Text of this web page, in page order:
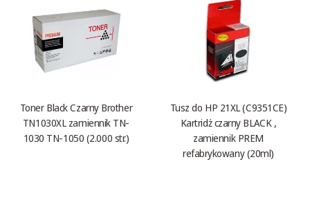
Toner Black Czarny Brother
TN1030XL zamiennik TN-
1030 TN-1050 (2.000 str.)
Tusz do HP 21XL (C9351CE)
Kartridż czarny BLACK ,
zamiennik PREM
refabrykowany (20ml)